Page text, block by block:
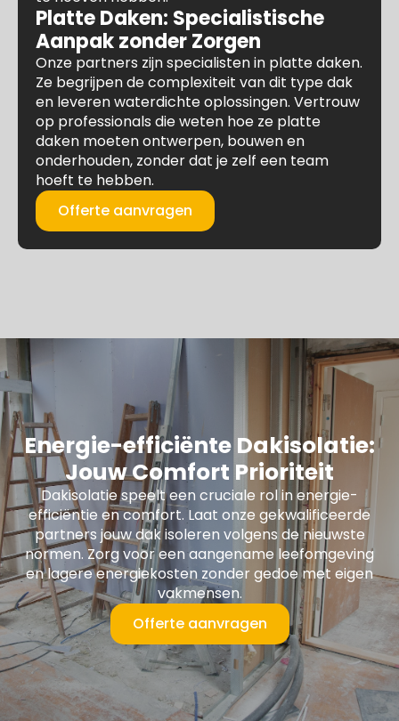
Platte Daken: Specialistische
Aanpak zonder Zorgen
Onze partners zijn specialisten in platte daken.
Ze begrijpen de complexiteit van dit type dak
en leveren waterdichte oplossingen. Vertrouw
op professionals die weten hoe ze platte
daken moeten ontwerpen, bouwen en
onderhouden, zonder dat je zelf een team
hoeft te hebben.
Offerte aanvragen
Energie-efficiënte Dakisolatie:
Jouw Comfort Prioriteit
Dakisolatie speelt een cruciale rol in energie-
efficiëntie en comfort. Laat onze gekwalificeerde
partners jouw dak isoleren volgens de nieuwste
normen. Zorg voor een aangename leefomgeving
en lagere energiekosten zonder gedoe met eigen
vakmensen.
Offerte aanvragen